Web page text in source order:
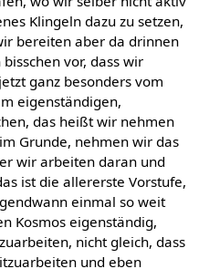
Klingeln dazu zu setzen,
bereiten aber da drinnen
vor, dass wir
ganz besonders vom
eigenständigen,
das heißt wir nehmen
Grunde, nehmen wir das
wir arbeiten daran und
ist die allererste Vorstufe,
einmal so weit
Kosmos eigenständig,
nicht gleich, dass
und eben